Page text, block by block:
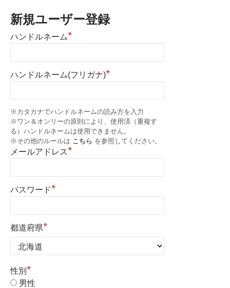
新規ユーザー登録
ハンドルネーム*
ハンドルネーム(フリガナ)*
※カタカナでハンドルネームの読み方を入力
※ワン＆オンリーの原則により、使用済（重複す
る）ハンドルネームは使用できません。
※その他のルールは こちら を参照してください。
メールアドレス*
パスワード*
都道府県*
性別 *
男性